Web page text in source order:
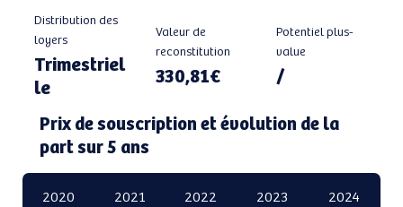
Potentiel plus-
value
/
Valeur de
reconstitution
330,81€
Distribution des
loyers
Trimestriel
le
2020 2021 2022 2023 2024
Prix de souscription et évolution de la
part sur 5 ans